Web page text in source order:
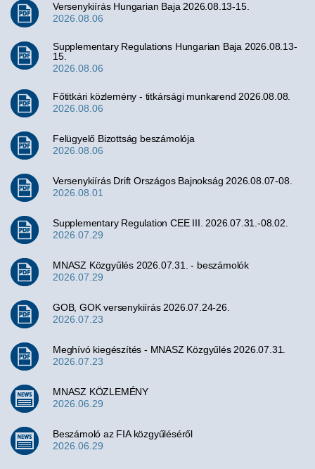
Versenykiírás Hungarian Baja 2026.08.13-15.
2026.08.06
Supplementary Regulations Hungarian Baja 2026.08.13-
15.
2026.08.06
Főtitkári közlemény - titkársági munkarend 2026.08.08.
2026.08.06
Felügyelő Bizottság beszámolója
2026.08.06
Versenykiírás Drift Országos Bajnokság 2026.08.07-08.
2026.08.01
Supplementary Regulation CEE III. 2026.07.31.-08.02.
2026.07.29
MNASZ Közgyűlés 2026.07.31. - beszámolók
2026.07.29
GOB, GOK versenykiírás 2026.07.24-26.
2026.07.23
Meghívó kiegészítés - MNASZ Közgyűlés 2026.07.31.
2026.07.23
MNASZ KÖZLEMÉNY
2026.06.29
Beszámoló az FIA közgyűléséről
2026.06.29